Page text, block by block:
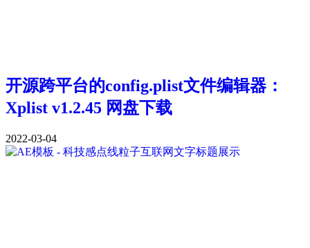
开源跨平台的config.plist文件编辑器：
Xplist v1.2.45 网盘下载
2022-03-04